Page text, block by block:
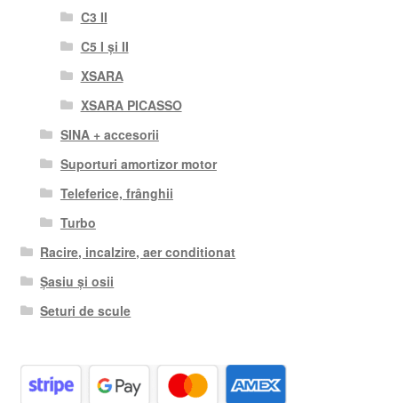
C3 II
C5 I și II
XSARA
XSARA PICASSO
SINA + accesorii
Suporturi amortizor motor
Teleferice, frânghii
Turbo
Racire, incalzire, aer conditionat
Șasiu și osii
Seturi de scule